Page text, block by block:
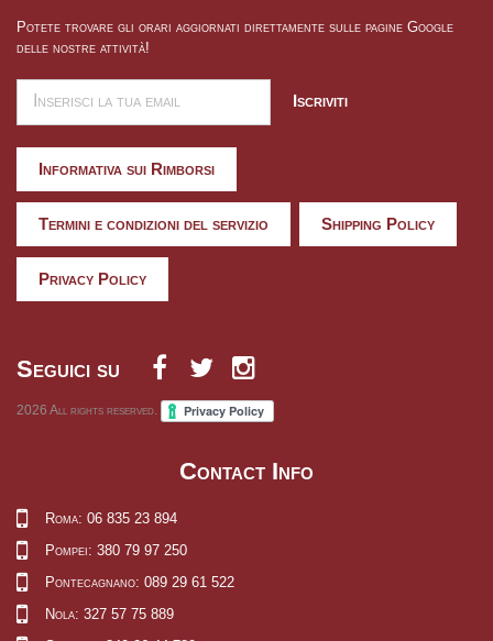
Potete trovare gli orari aggiornati direttamente sulle pagine Google
delle nostre attività!
Iscriviti
Informativa sui Rimborsi
Termini e condizioni del servizio Shipping Policy
Privacy Policy
Seguici su
2026 All rights reserved.
Contact Info
Roma: 06 835 23 894
Pompei: 380 79 97 250
Pontecagnano: 089 29 61 522
Nola: 327 57 75 889